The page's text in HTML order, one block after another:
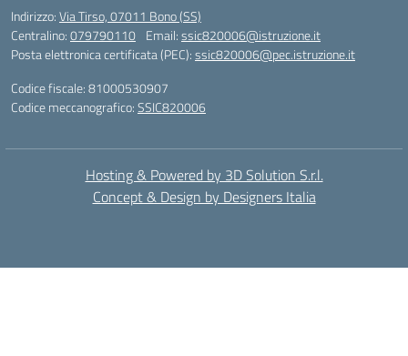
Indirizzo:Via Tirso, 07011 Bono (SS)
Centralino:079790110 Email:ssic820006@istruzione.it
Posta elettronica certificata (PEC):ssic820006@pec.istruzione.it
Codice fiscale: 81000530907
Codice meccanografico:SSIC820006
Hosting & Powered by 3D Solution S.r.l.
Concept & Design by Designers Italia